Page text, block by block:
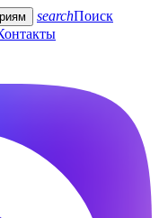
searchПоиск